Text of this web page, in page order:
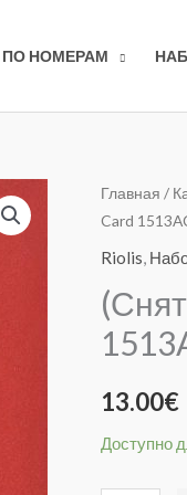
ПО НОМЕРАМ
Главная /
Card
Riolis,
13.00€
Доступно
товара
(Снято
Winter
1513AC